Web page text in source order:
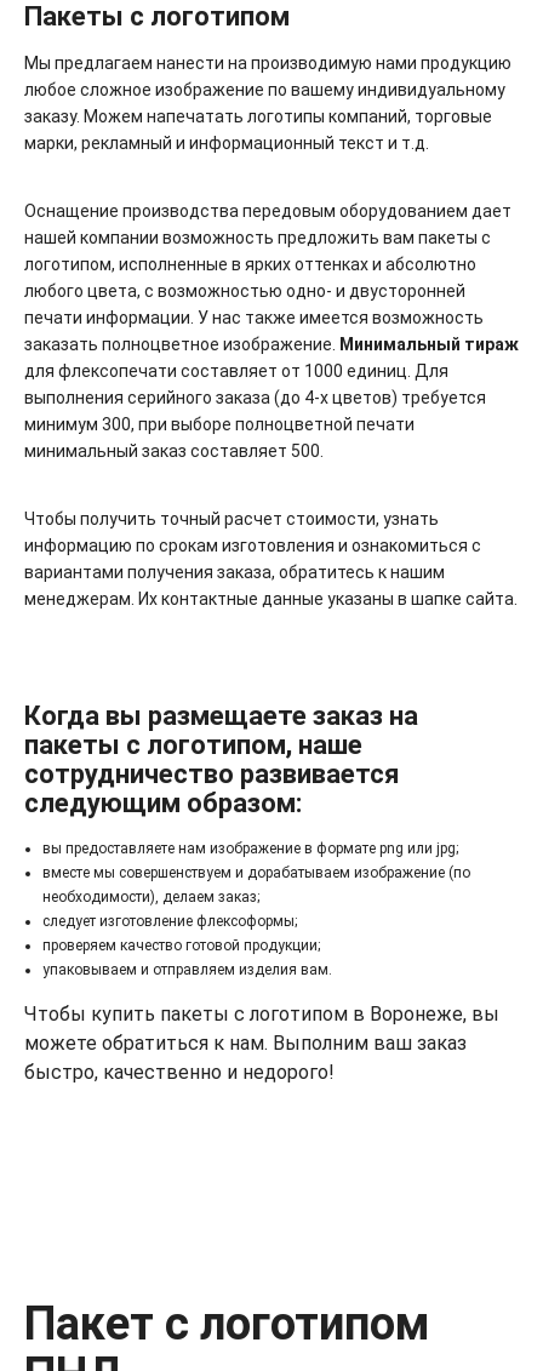
Пакеты с логотипом
Мы предлагаем нанести на производимую нами продукцию
любое сложное изображение по вашему индивидуальному
заказу. Можем напечатать логотипы компаний, торговые
марки, рекламный и информационный текст и т.д.
Оснащение производства передовым оборудованием дает
нашей компании возможность предложить вам пакеты с
логотипом, исполненные в ярких оттенках и абсолютно
любого цвета, с возможностью одно- и двусторонней
печати информации. У нас также имеется возможность
заказать полноцветное изображение.
Минимальный тираж
для флексопечати составляет от 1000 единиц. Для
выполнения серийного заказа (до 4-х цветов) требуется
минимум 300, при выборе полноцветной печати
минимальный заказ составляет 500.
Чтобы получить точный расчет стоимости, узнать
информацию по срокам изготовления и ознакомиться с
вариантами получения заказа, обратитесь к нашим
менеджерам. Их контактные данные указаны в шапке сайта.
Когда вы размещаете заказ на
пакеты с логотипом, наше
сотрудничество развивается
следующим образом:
вы предоставляете нам изображение в формате png или jpg;
вместе мы совершенствуем и дорабатываем изображение (по
необходимости), делаем заказ;
следует изготовление флексоформы;
проверяем качество готовой продукции;
упаковываем и отправляем изделия вам.
Чтобы купить пакеты с логотипом в Воронеже, вы
можете обратиться к нам. Выполним ваш заказ
быстро, качественно и недорого!
Пакет с логотипом